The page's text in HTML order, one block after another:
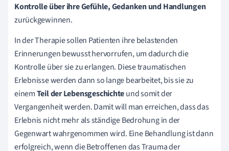
Kontrolleüber ihre Gefühle, Gedanken und Handlungen
zurückgewinnen.
In der Therapie sollen Patienten ihre belastenden
Erinnerungen bewusst hervorrufen, um dadurch die
Kontrolle über sie zu erlangen. Diese traumatischen
Erlebnisse werden dann so lange bearbeitet, bis sie zu
einemTeil der Lebensgeschichteund somit der
Vergangenheit werden. Damit will man erreichen, dass das
Erlebnis nicht mehr als ständige Bedrohung in der
Gegenwart wahrgenommen wird. Eine Behandlung ist dann
erfolgreich, wenn die Betroffenen das Trauma der